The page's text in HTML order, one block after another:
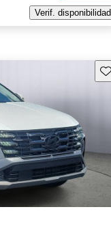
Verif. disponibilidad